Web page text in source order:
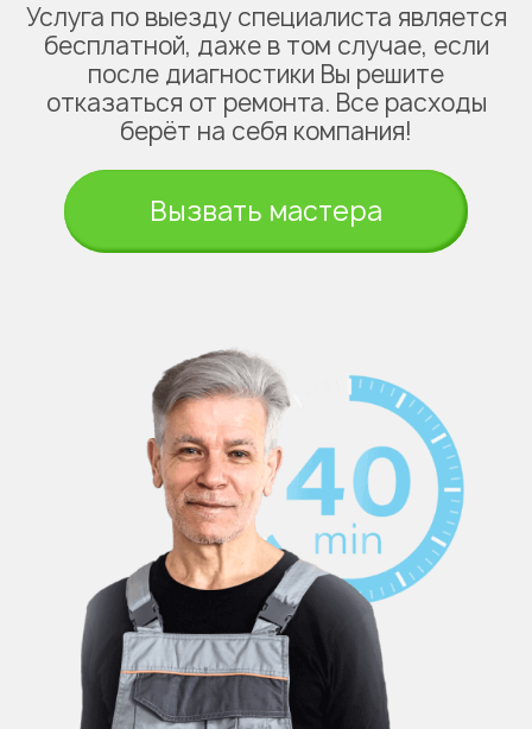
Услуга по выезду специалиста является
бесплатной, даже в том случае, если
после диагностики Вы решите
отказаться от ремонта. Все расходы
берёт на себя компания!
Вызвать мастера